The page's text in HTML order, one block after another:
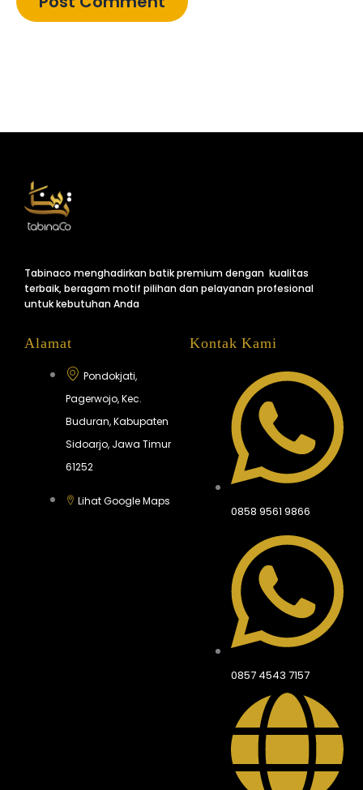
Tabinaco menghadirkan batik premium dengan kualitas
terbaik, beragam motif pilihan dan pelayanan profesional
untuk kebutuhan Anda
Alamat
Pondokjati,
Pagerwojo, Kec.
Buduran, Kabupaten
Sidoarjo, Jawa Timur
61252
Lihat Google Maps
Kontak Kami
0858 9561 9866
0857 4543 7157